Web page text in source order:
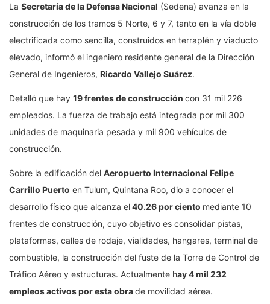
La Secretaría de la Defensa Nacional (Sedena) avanza en la
construcción de los tramos 5 Norte, 6 y 7, tanto en la vía doble
electrificada como sencilla, construidos en terraplén y viaducto
elevado, informó el ingeniero residente general de la Dirección
General de Ingenieros, Ricardo Vallejo Suárez.
Detalló que hay 19 frentes de construcción con 31 mil 226
empleados. La fuerza de trabajo está integrada por mil 300
unidades de maquinaria pesada y mil 900 vehículos de
construcción.
Sobre la edificación del Aeropuerto Internacional Felipe
Carrillo Puerto en Tulum, Quintana Roo, dio a conocer el
desarrollo físico que alcanza el40.26 por ciento mediante 10
frentes de construcción, cuyo objetivo es consolidar pistas,
plataformas, calles de rodaje, vialidades, hangares, terminal de
combustible, la construcción del fuste de la Torre de Control de
Tráfico Aéreo y estructuras. Actualmente hay 4 mil 232
empleos activos por esta obrade movilidad aérea.